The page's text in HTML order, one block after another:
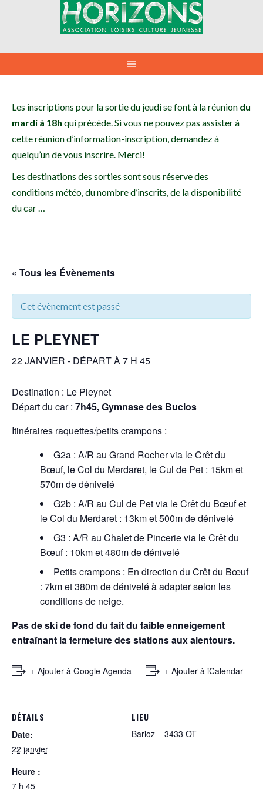
Les inscriptions pour la sortie du jeudi se font à la réunion du
mardi à 18h qui précède. Si vous ne pouvez pas assister à
cette réunion d’information-inscription, demandez à
quelqu’un de vous inscrire. Merci!
Les destinations des sorties sont sous réserve des
conditions météo, du nombre d’inscrits, de la disponibilité
du car …
« Tous les Évènements
Cet évènement est passé
LE PLEYNET
22 JANVIER - DÉPART À 7 H 45
Destination : Le Pleynet
Départ du car : 7h45, Gymnase des Buclos
Itinéraires raquettes/petits crampons :
G2a : A/R au Grand Rocher via le Crêt du
Bœuf, le Col du Merdaret, le Cul de Pet : 15km et
570m de dénivelé
G2b : A/R au Cul de Pet via le Crêt du Bœuf et
le Col du Merdaret : 13km et 500m de dénivelé
G3 : A/R au Chalet de Pincerie via le Crêt du
Bœuf : 10km et 480m de dénivelé
Petits crampons : En direction du Crêt du Bœuf
: 7km et 380m de dénivelé à adapter selon les
conditions de neige.
Pas de ski de fond du fait du faible enneigement
entraînant la fermeture des stations aux alentours.
+ Ajouter à Google Agenda + Ajouter à iCalendar
DÉTAILS
Date:
22 janvier
Heure :
7 h 45
LIEU
Barioz – 3433 OT